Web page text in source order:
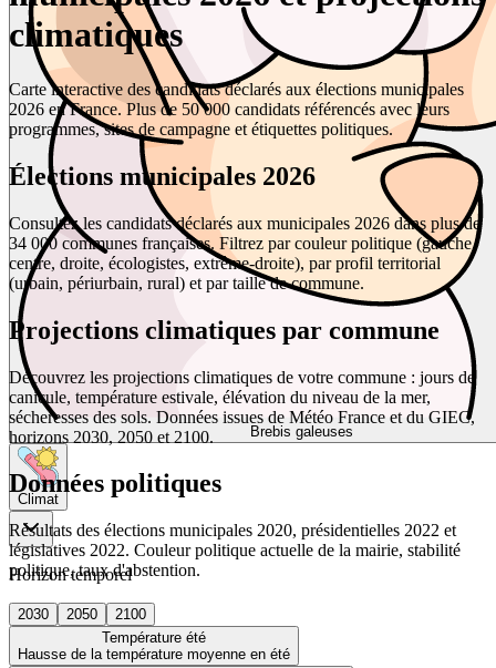
Brebis galeuses
Climat
Horizon temporel
2030 2050
2100
Température été
Hausse de la température moyenne en été
climatiques
Carte interactive des candidats déclarés aux élections municipales
2026 en France. Plus de 50 000 candidats référencés avec leurs
programmes, sites de campagne et étiquettes politiques.
Élections municipales 2026
Consultez les candidats déclarés aux municipales 2026 dans plus de
34 000 communes françaises. Filtrez par couleur politique (gauche,
centre, droite, écologistes, extrême-droite), par profil territorial
(urbain, périurbain, rural) et par taille de commune.
Projections climatiques par commune
Découvrez les projections climatiques de votre commune : jours de
canicule, température estivale, élévation du niveau de la mer,
sécheresses des sols. Données issues de Météo France et du GIEC,
horizons 2030, 2050 et 2100.
Données politiques
Résultats des élections municipales 2020, présidentielles 2022 et
législatives 2022. Couleur politique actuelle de la mairie, stabilité
politique, taux d'abstention.